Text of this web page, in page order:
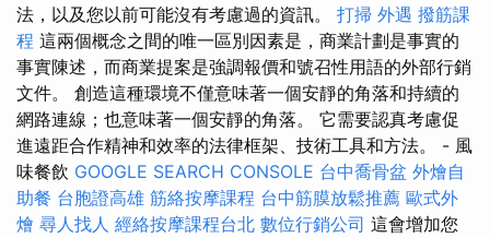
法，以及您以前可能沒有考慮過的資訊。 打掃 外遇 撥筋課
程 這兩個概念之間的唯一區別因素是，商業計劃是事實的
事實陳述，而商業提案是強調報價和號召性用語的外部行銷
文件。 創造這種環境不僅意味著一個安靜的角落和持續的
網路連線；也意味著一個安靜的角落。 它需要認真考慮促
進遠距合作精神和效率的法律框架、技術工具和方法。 - 風
味餐飲 GOOGLE SEARCH CONSOLE 台中喬骨盆 外燴自
助餐 台胞證高雄 筋絡按摩課程 台中筋膜放鬆推薦 歐式外
燴 尋人找人 經絡按摩課程台北 數位行銷公司 這會增加您